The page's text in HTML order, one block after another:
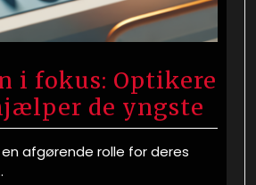
i fokus: Optikere
de yngste
en afgørende rolle for deres